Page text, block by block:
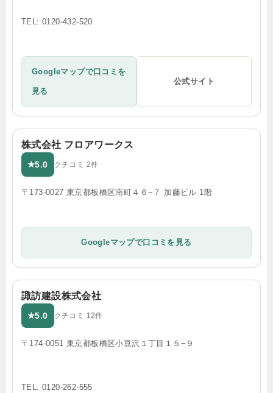
TEL: 0120-432-520
Googleマップで口コミを
見る
公式サイト
株式会社 フロアワークス
★5.0 クチコミ 2件
〒173-0027 東京都板橋区南町４６−７ 加藤ビル 1階
Googleマップで口コミを見る
諏訪建設株式会社
★5.0 クチコミ 12件
〒174-0051 東京都板橋区小豆沢１丁目１５−９
TEL: 0120-262-555